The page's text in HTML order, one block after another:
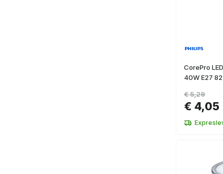
CorePro
40W E27
€ 4,05
€ 5,29